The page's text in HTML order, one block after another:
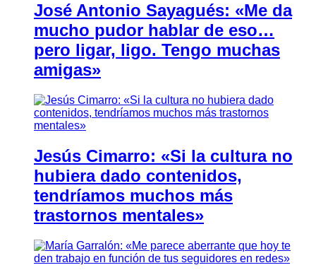
José Antonio Sayagués: «Me da
mucho pudor hablar de eso…
pero ligar, ligo. Tengo muchas
amigas»
Jesús Cimarro: «Si la cultura no
hubiera dado contenidos,
tendríamos muchos más
trastornos mentales»